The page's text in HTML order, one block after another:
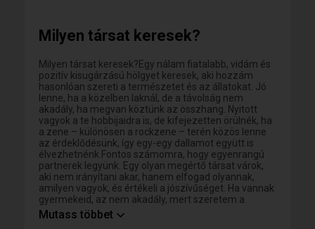
Milyen társat keresek?
Milyen társat keresek?Egy nálam fiatalabb, vidám és
pozitív kisugárzású hölgyet keresek, aki hozzám
hasonlóan szereti a természetet és az állatokat. Jó
lenne, ha a közelben laknál, de a távolság nem
akadály, ha megvan köztünk az összhang. Nyitott
vagyok a te hobbijaidra is, de kifejezetten örülnék, ha
a zene – különösen a rockzene – terén közös lenne
az érdeklődésünk, így egy-egy dallamot együtt is
élvezhetnénk.Fontos számomra, hogy egyenrangú
partnerek legyünk. Egy olyan megértő társat várok,
aki nem irányítani akar, hanem elfogad olyannak,
amilyen vagyok, és értékeli a jószívűséget. Ha vannak
gyermekeid, az nem akadály, mert szeretem a
gyerekeket, de az ismerkedés és a közös időtöltés
szempontjából könnyebb lenne, ha már nem veled
Mutass többet